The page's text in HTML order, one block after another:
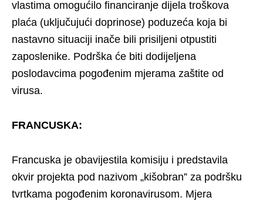
vlastima omogućilo financiranje dijela troškova
plaća (uključujući doprinose) poduzeća koja bi
nastavno situaciji inače bili prisiljeni otpustiti
zaposlenike. Podrška će biti dodijeljena
poslodavcima pogođenim mjerama zaštite od
virusa.
FRANCUSKA:
Francuska je obavijestila komisiju i predstavila
okvir projekta pod nazivom „kišobran” za podršku
tvrtkama pogođenim koronavirusom. Mjera